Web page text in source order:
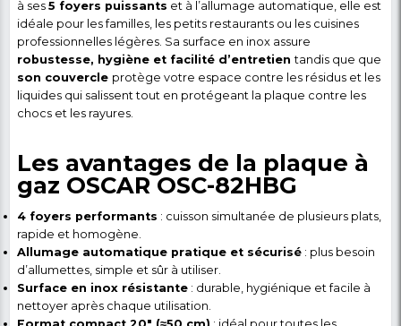
Oscar
OSC-
82HBG
Gros
électro
ménager
Plaque à Gaz
Plaque à Gaz 20 pouces OSCAR OSC-82HBG
Allumage Automatique – Garantie 6
Détail du produit
Plaque à Gaz
OSCAR OSC-82HBG – 5
Inox pour une Cuisson
Rapide, Sécurisée et